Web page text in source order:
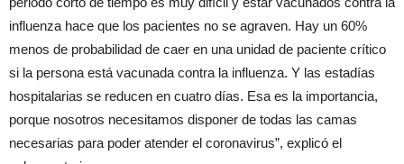
influenza hace que los pacientes no se agraven. Hay un 60%
menos de probabilidad de caer en una unidad de paciente crítico
si la persona está vacunada contra la influenza. Y las estadías
hospitalarias se reducen en cuatro días. Esa es la importancia,
porque nosotros necesitamos disponer de todas las camas
necesarias para poder atender el coronavirus”, explicó el